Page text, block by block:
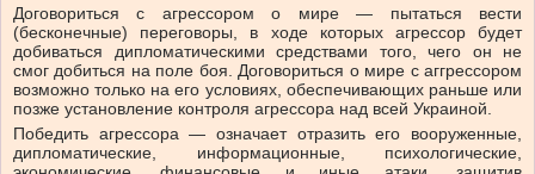
Договориться с агрессором о мире — пытаться вести
(бесконечные) переговоры, в ходе которых агрессор будет
добиваться дипломатическими средствами того, чего он не
смог добиться на поле боя. Договориться о мире с аггрессором
возможно только на его условиях, обеспечивающих раньше или
позже установление контроля агрессора над всей Украиной.
Победить агрессора — означает отразить его вооруженные,
дипломатические, информационные, психологические,